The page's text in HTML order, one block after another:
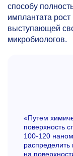
способу
имплантата
выступающей
микробиологов.
«Путем
поверхность
100-120
на